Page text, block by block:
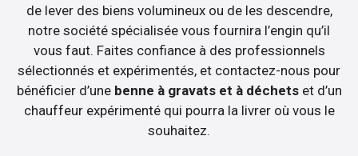
de lever des biens volumineux ou de les descendre,
notre société spécialisée vous fournira l’engin qu’il
vous faut. Faites confiance à des professionnels
sélectionnés et expérimentés, et contactez-nous pour
bénéficier d’une benne à gravats et à déchetset d’un
chauffeur expérimenté qui pourra la livrer où vous le
souhaitez.